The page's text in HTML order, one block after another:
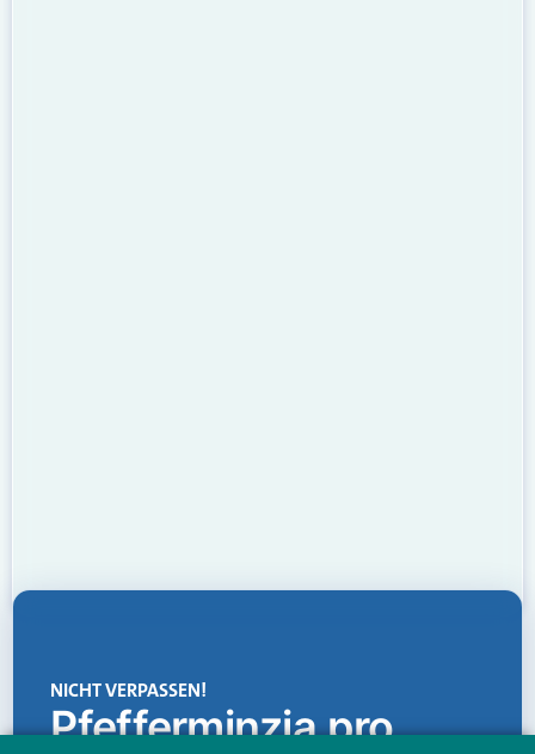
NICHT VERPASSEN!
Pfefferminzia.pro